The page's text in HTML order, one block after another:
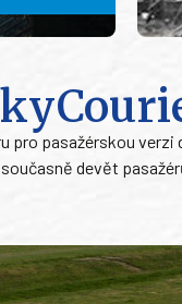
pro pasažérskou
devět